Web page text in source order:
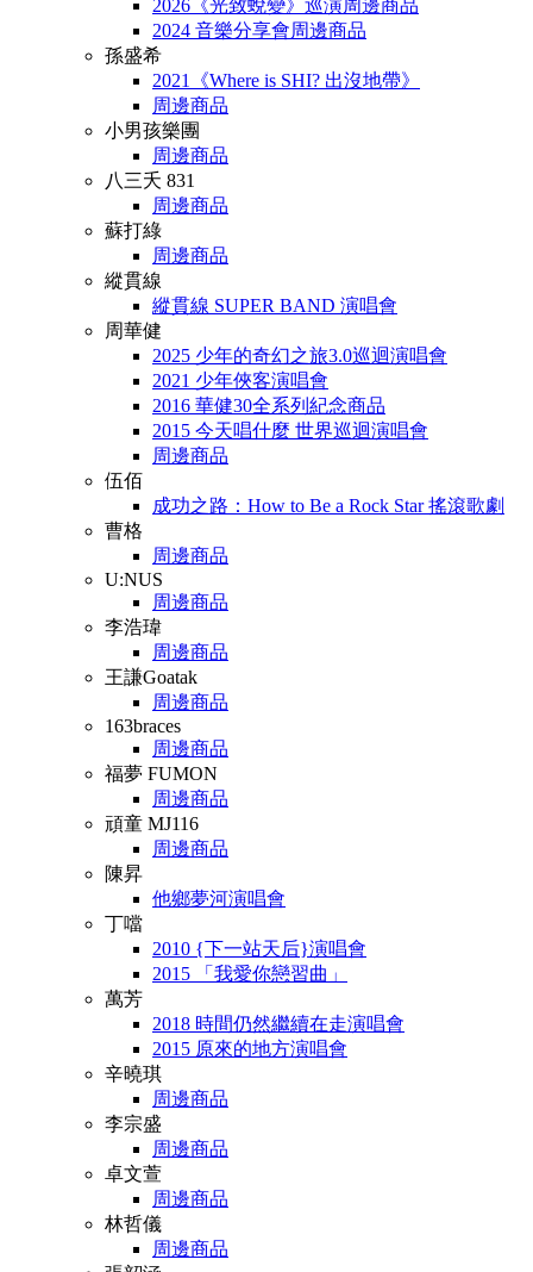
2026《光致蛻變》巡演周邊商品
2024 音樂分享會周邊商品
孫盛希
2021《Where is SHI? 出沒地帶》
周邊商品
小男孩樂團
周邊商品
八三夭 831
周邊商品
蘇打綠
周邊商品
縱貫線
縱貫線 SUPER BAND 演唱會
周華健
2025 少年的奇幻之旅3.0巡迴演唱會
2021 少年俠客演唱會
2016 華健30全系列紀念商品
2015 今天唱什麼 世界巡迴演唱會
周邊商品
伍佰
成功之路：How to Be a Rock Star 搖滾歌劇
曹格
周邊商品
U:NUS
周邊商品
李浩瑋
周邊商品
王謙Goatak
周邊商品
163braces
周邊商品
福夢 FUMON
周邊商品
頑童 MJ116
周邊商品
陳昇
他鄉夢河演唱會
丁噹
2010 {下一站天后}演唱會
2015 「我愛你戀習曲」
萬芳
2018 時間仍然繼續在走演唱會
2015 原來的地方演唱會
辛曉琪
周邊商品
李宗盛
周邊商品
卓文萱
周邊商品
林哲儀
周邊商品